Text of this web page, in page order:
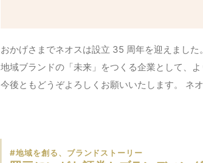
おかげさまでネオスは設立 35 周年を迎えました
地域ブランドの「未来」をつくる企業として、よ
今後ともどうぞよろしくお願いいたします。 ネ
#地域を創る、ブランドストーリー